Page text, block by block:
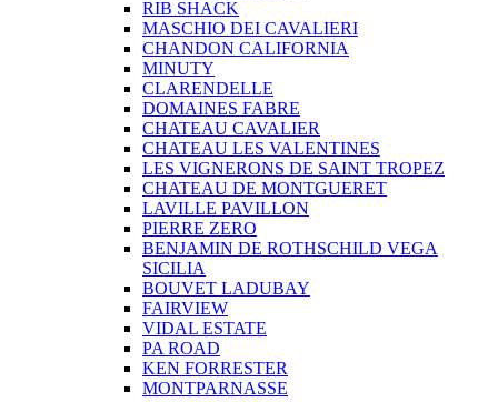
RIB SHACK
MASCHIO DEI CAVALIERI
CHANDON CALIFORNIA
MINUTY
CLARENDELLE
DOMAINES FABRE
CHATEAU CAVALIER
CHATEAU LES VALENTINES
LES VIGNERONS DE SAINT TROPEZ
CHATEAU DE MONTGUERET
LAVILLE PAVILLON
PIERRE ZERO
BENJAMIN DE ROTHSCHILD VEGA
SICILIA
BOUVET LADUBAY
FAIRVIEW
VIDAL ESTATE
PA ROAD
KEN FORRESTER
MONTPARNASSE